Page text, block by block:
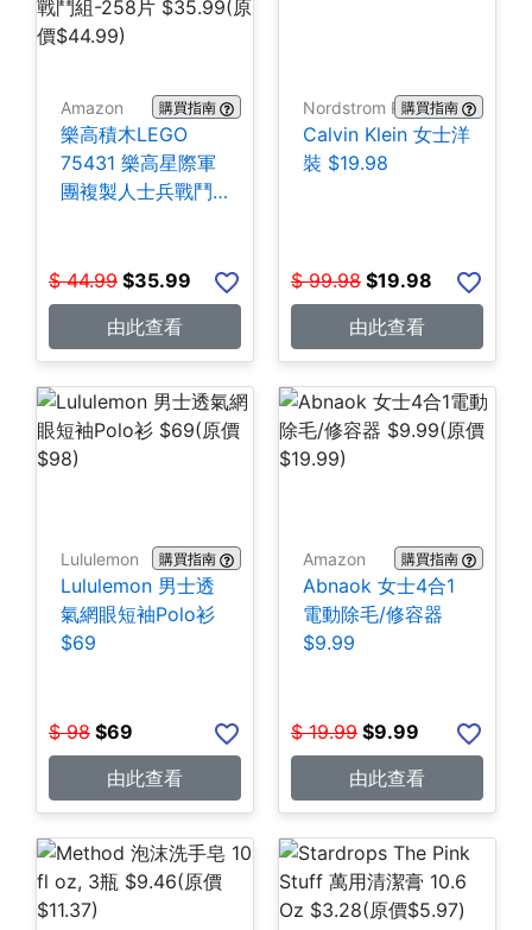
Amazon 購買指南
樂高積木LEGO
75431 樂高星際軍
團複製人士兵戰鬥
$ 44.99 $35.99
由此查看
Nordstrom Rack購買指南
Calvin Klein 女士洋
裝 $19.98
$ 99.98 $19.98
由此查看
Lululemon 購買指南
Lululemon 男士透
氣網眼短袖Polo衫
$69
$ 98 $69
由此查看
Amazon 購買指南
Abnaok 女士4合1
電動除毛/修容器
$9.99
$ 19.99 $9.99
由此查看